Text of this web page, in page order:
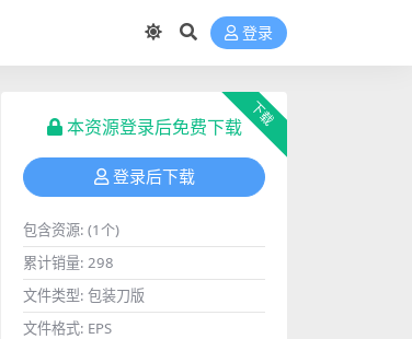
登录
下载
本资源登录后免费下载
登录后下载
包含资源: (1个)
累计销量: 298
文件类型: 包装刀版
文件格式: EPS